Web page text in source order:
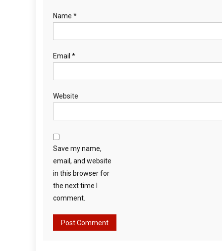
Name *
Email *
Website
Save my name,
email, and website
in this browser for
the next time I
comment.